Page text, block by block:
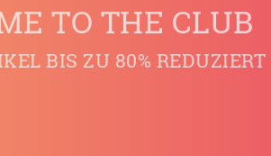
TO THE CLUB
BIS ZU 80% REDUZIERT